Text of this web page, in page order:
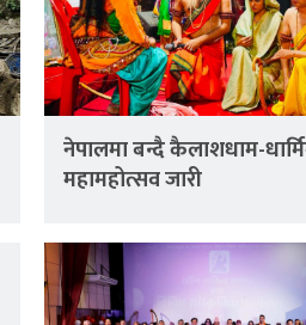
नेपालमा बन्दै कैलाशधाम-
महामहोत्सव जारी